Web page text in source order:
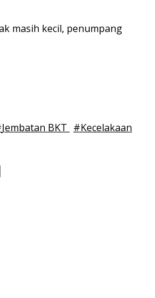
masih kecil, penumpang
Jembatan BKT #Kecelakaan